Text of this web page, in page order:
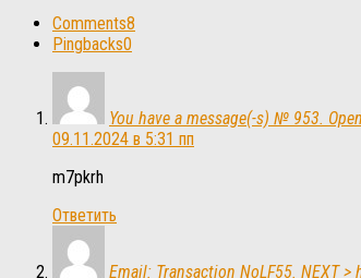
Comments8
Pingbacks0
You have a message(-s) № 953.
09.11.2024 в 5:31 пп
m7pkrh
Ответить
Email: Transaction NoLF55. NEXT